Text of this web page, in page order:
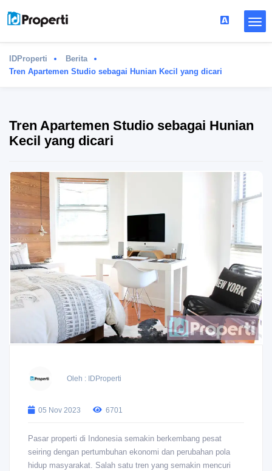
IDProperti
Berita
Tren Apartemen Studio sebagai Hunian Kecil yang dicari
Tren Apartemen Studio sebagai Hunian
Kecil yang dicari
Oleh : IDProperti
05 Nov 2023 6701
Pasar properti di Indonesia semakin berkembang pesat
seiring dengan pertumbuhan ekonomi dan perubahan pola
hidup masyarakat. Salah satu tren yang semakin mencuri